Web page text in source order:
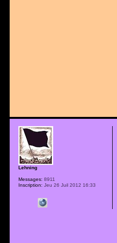
Lehning
Messages: 8911
Inscription: Jeu 26 Juil 2012 16:33